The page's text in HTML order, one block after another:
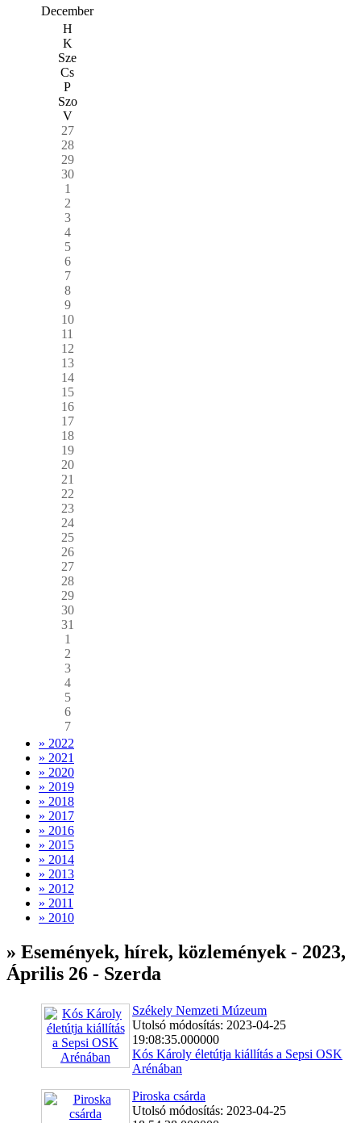
December
H
K
Sze
Cs
P
Szo
V
27
28
29
30
1
2
3
4
5
6
7
8
9
10
11
12
13
14
15
16
17
18
19
20
21
22
23
24
25
26
27
28
29
30
31
1
2
3
4
5
6
7
» 2022
» 2021
» 2020
» 2019
» 2018
» 2017
» 2016
» 2015
» 2014
» 2013
» 2012
» 2011
» 2010
» Események, hírek, közlemények - 2023,
Április 26 - Szerda
Székely Nemzeti Múzeum
Utolsó módosítás: 2023-04-25
19:08:35.000000
Kós Károly életútja kiállítás a Sepsi OSK
Arénában
Piroska csárda
Utolsó módosítás: 2023-04-25